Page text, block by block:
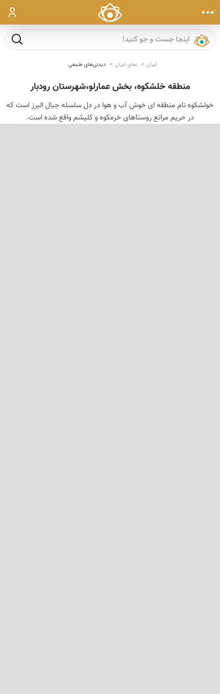
ورود
جست و
ایران نمای ایران دیدنی‌های طبیعی
منطقه خلشکوه، بخش عمارلو،شهرستان رودبار
خولشكوه نام منطقه ای خوش آب و هوا در دل سلسله جبال البرز است كه
در حریم مراتع روستاهای خرمکوه و کلیشم واقع شده است.